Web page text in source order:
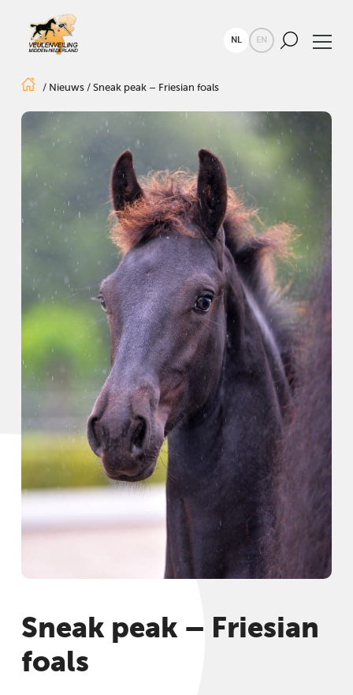
NL EN
/ Nieuws/ Sneak peak – Friesian foals
Sneak peak – Friesian
foals